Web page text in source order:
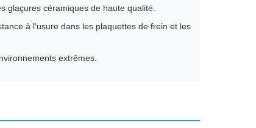
glaçures céramiques de haute qualité.
à l'usure dans les plaquettes de frein et les
extrêmes.